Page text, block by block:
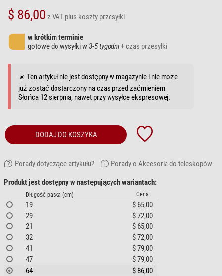
$ 86,00 z VAT plus koszty przesyłki
w krótkim terminie
gotowe do wysyłki w3-5 tygodni+ czas przesyłki
☀️ Ten artykuł nie jest dostępny w magazynie i nie może
już zostać dostarczony na czas przed zaćmieniem
Słońca 12 sierpnia, nawet przy wysyłce ekspresowej.
DODAJ DO KOSZYKA
Porady dotyczące artykułu? Porady o Akcesoria do teleskopów
Produkt jest dostępny w następujących wariantach:
Długość paska (cm) Cena
19
$ 65,00
29
$ 72,00
21
$ 65,00
32
$ 72,00
41
$ 79,00
47
$ 79,00
64
$ 86,00